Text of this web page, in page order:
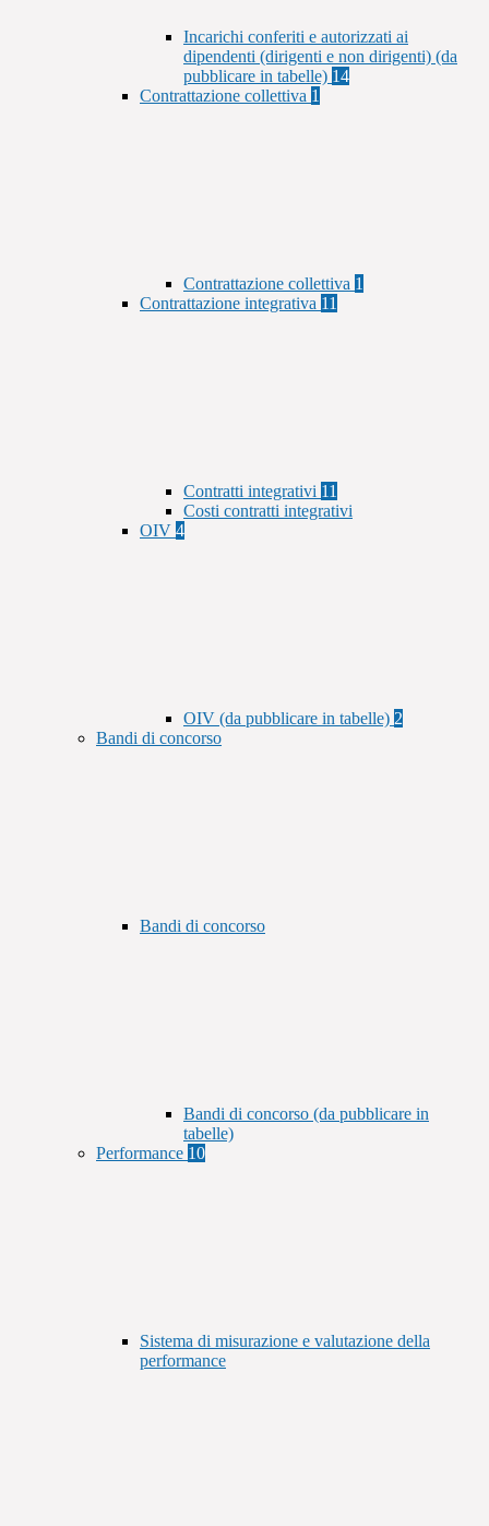
Incarichi conferiti e autorizzati ai
dipendenti (dirigenti e non dirigenti) (da
pubblicare in tabelle) 14
Contrattazione collettiva 1
Contrattazione collettiva 1
Contrattazione integrativa 11
Contratti integrativi 11
Costi contratti integrativi
OIV 4
OIV (da pubblicare in tabelle) 2
Bandi di concorso
Bandi di concorso
Bandi di concorso (da pubblicare in
tabelle)
Performance 10
Sistema di misurazione e valutazione della
performance